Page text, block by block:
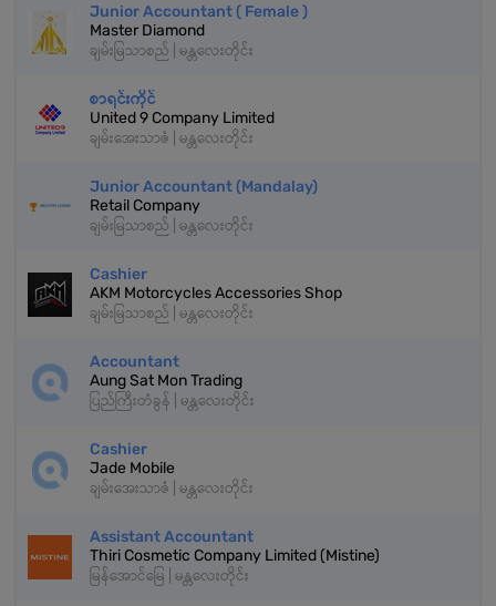
Junior Accountant ( Female )
Master Diamond
ချမ်းမြသာစည် | မန္တလေးတိုင်း
စာရင်းကိုင်
United 9 Company Limited
ချမ်းအေးသာဇံ | မန္တလေးတိုင်း
Junior Accountant (Mandalay)
Retail Company
ချမ်းမြသာစည် | မန္တလေးတိုင်း
Cashier
AKM Motorcycles Accessories Shop
ချမ်းမြသာစည် | မန္တလေးတိုင်း
Accountant
Aung Sat Mon Trading
ပြည်ကြီးတံခွန် | မန္တလေးတိုင်း
Cashier
Jade Mobile
ချမ်းအေးသာဇံ | မန္တလေးတိုင်း
Assistant Accountant
Thiri Cosmetic Company Limited (Mistine)
မြန်အောင်မြေ | မန္တလေးတိုင်း